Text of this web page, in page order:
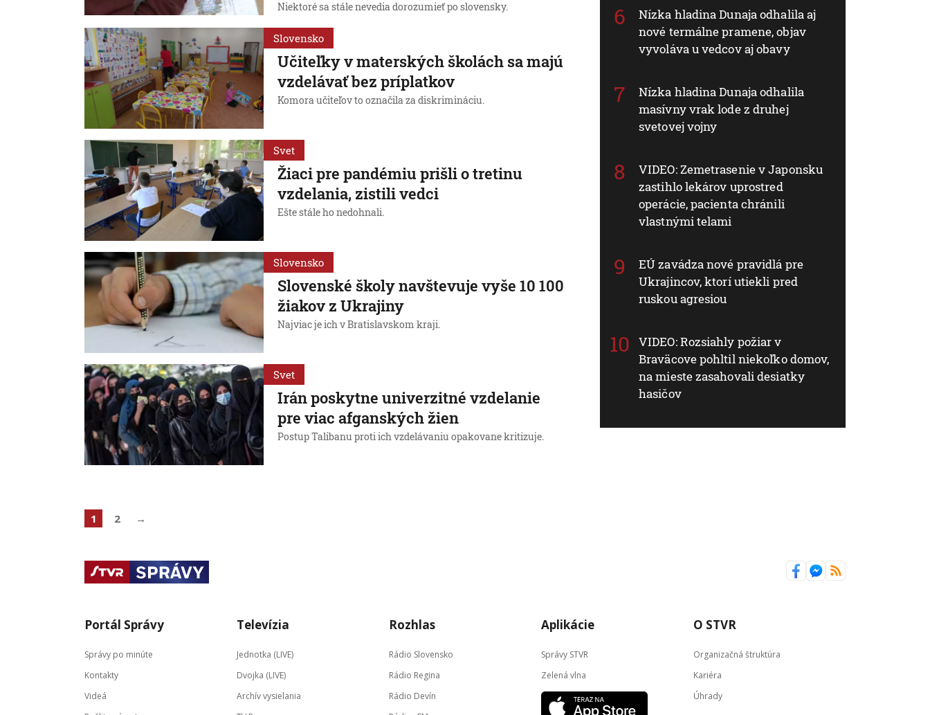
Niektoré sa stále nevedia dorozumieť po slovensky.
Slovensko
Učiteľky v materských školách sa majú
vzdelávať bez príplatkov
Komora učiteľov to označila za diskrimináciu.
Svet
Žiaci pre pandémiu prišli o tretinu
vzdelania, zistili vedci
Ešte stále ho nedohnali.
Slovensko
Slovenské školy navštevuje vyše 10 100
žiakov z Ukrajiny
Najviac je ich v Bratislavskom kraji.
Svet
Irán poskytne univerzitné vzdelanie
pre viac afganských žien
Postup Talibanu proti ich vzdelávaniu opakovane kritizuje.
Nízka hladina Dunaja odhalila aj
nové termálne pramene, objav
vyvoláva u vedcov aj obavy
Nízka hladina Dunaja odhalila
masívny vrak lode z druhej
svetovej vojny
VIDEO: Zemetrasenie v Japonsku
zastihlo lekárov uprostred
operácie, pacienta chránili
vlastnými telami
EÚ zavádza nové pravidlá pre
Ukrajincov, ktorí utiekli pred
ruskou agresiou
VIDEO: Rozsiahly požiar v
Braväcove pohltil niekoľko domov,
na mieste zasahovali desiatky
hasičov
1 2 →
Portál Správy
Správy po minúte
Kontakty
Videá
Televízia
Jednotka (LIVE)
Dvojka (LIVE)
Archív vysielania
Rozhlas
Rádio Slovensko
Rádio Regina
Rádio Devín
Aplikácie
Správy STVR
Zelená vlna
O STVR
Organizačná štruktúra
Kariéra
Úhrady